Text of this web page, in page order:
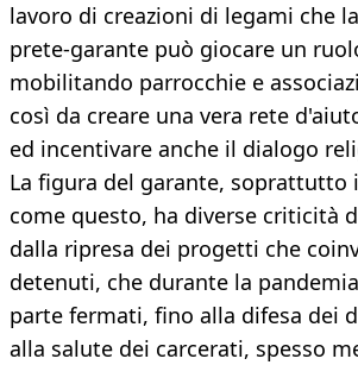
lavoro di creazioni di legami che
prete-garante può giocare un
mobilitando parrocchie e
così da creare una vera rete
ed incentivare anche il dialogo
La figura del garante, soprattutto
come questo, ha diverse criticità
dalla ripresa dei progetti che
detenuti, che durante la
parte fermati, fino alla difesa dei
alla salute dei carcerati, spesso